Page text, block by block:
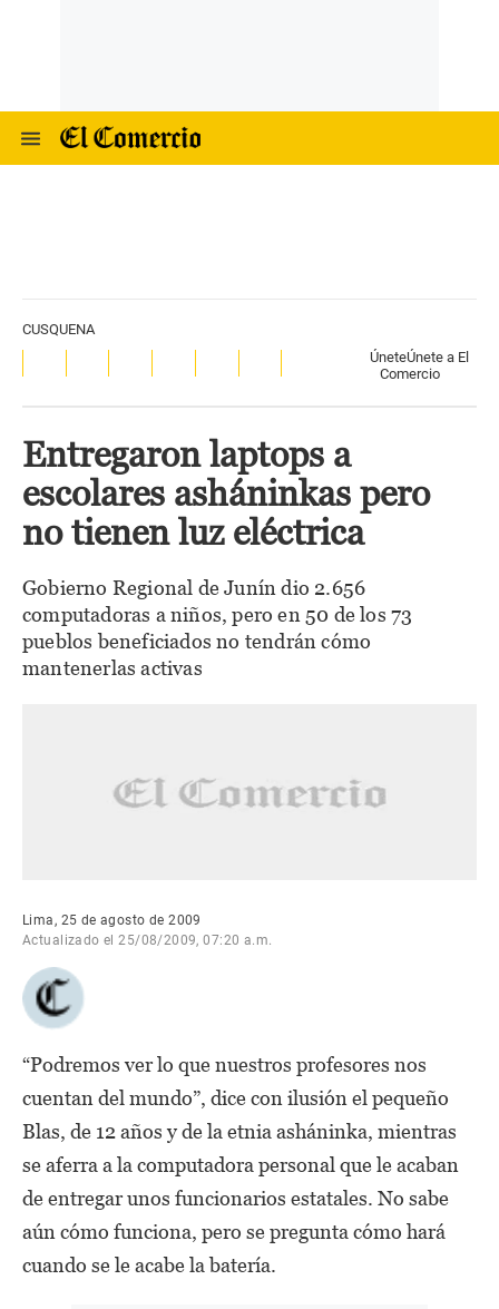
CUSQUENA
ÚneteÚnete a El
Comercio
Entregaron laptops a
escolares asháninkas pero
no tienen luz eléctrica
Gobierno Regional de Junín dio 2.656
computadoras a niños, pero en 50 de los 73
pueblos beneficiados no tendrán cómo
mantenerlas activas
Lima, 25 de agosto de 2009
Actualizado el 25/08/2009, 07:20 a.m.
“Podremos ver lo que nuestros profesores nos
cuentan del mundo”, dice con ilusión el pequeño
Blas, de 12 años y de la etnia asháninka, mientras
se aferra a la computadora personal que le acaban
de entregar unos funcionarios estatales. No sabe
aún cómo funciona, pero se pregunta cómo hará
cuando se le acabe la batería.